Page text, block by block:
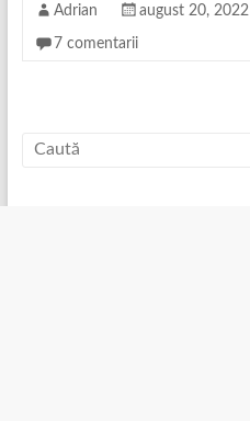
Adrian august 20, 2022
7 comentarii